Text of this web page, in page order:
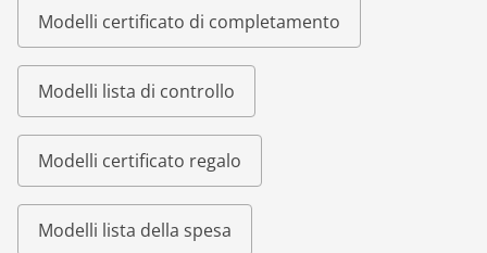
Modelli certificato di completamento
Modelli lista di controllo
Modelli certificato regalo
Modelli lista della spesa